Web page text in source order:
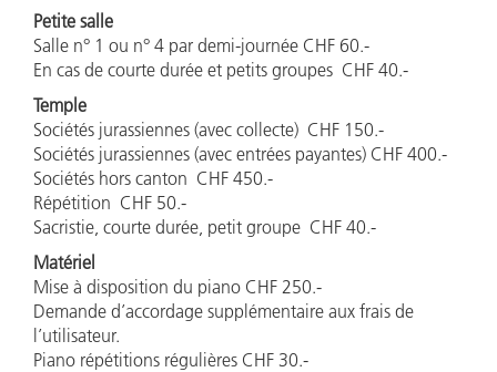
Petite salle
Salle n° 1 ou n° 4 par demi-journée CHF 60.-
En cas de courte durée et petits groupes CHF 40.-
Temple
Sociétés jurassiennes (avec collecte) CHF 150.-
Sociétés jurassiennes (avec entrées payantes) CHF 400.-
Sociétés hors canton CHF 450.-
Répétition CHF 50.-
Sacristie, courte durée, petit groupe CHF 40.-
Matériel
Mise à disposition du piano CHF 250.-
Demande d’accordage supplémentaire aux frais de
l’utilisateur.
Piano répétitions régulières CHF 30.-